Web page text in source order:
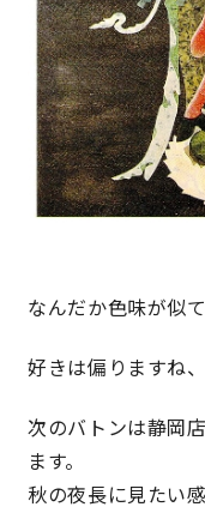
なんだか色味が似
好きは偏りますね、
次のバトンは静岡
ます。
秋の夜長に見たい